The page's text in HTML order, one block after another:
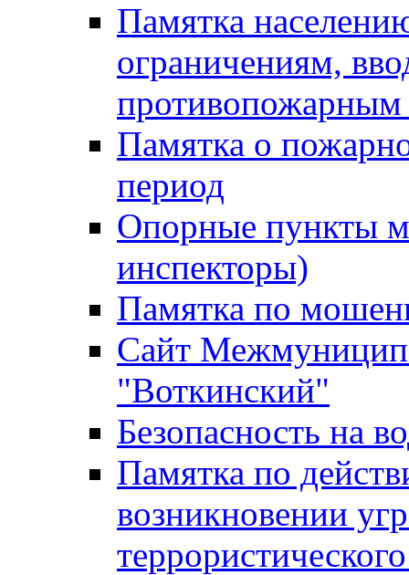
Памятка
ограничениям,
Памятка о
период
Опорные пункты
инспекторы)
Памятка по
Сайт
"Воткинский"
Безопасность на
Памятка по
возникновении